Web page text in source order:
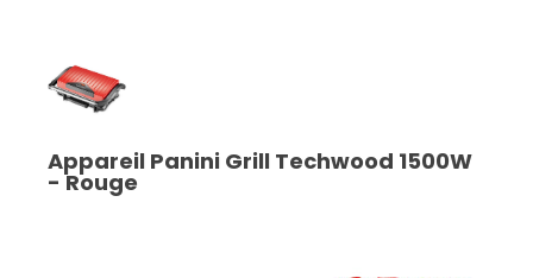
Appareil Panini Grill Techwood 1500W
- Rouge